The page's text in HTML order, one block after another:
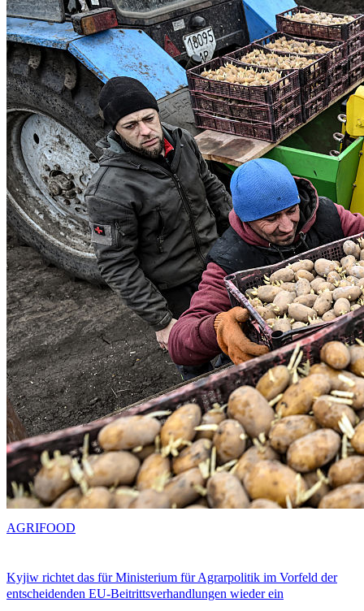
Kyjiw richtet das für Ministerium für Agrarpolitik im Vorfeld der
entscheidenden EU-Beitrittsverhandlungen wieder ein
AGRIFOOD